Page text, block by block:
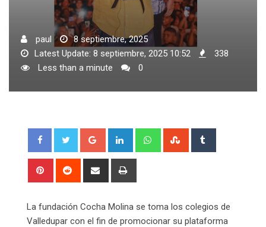
paul
8 septiembre, 2025
Latest Update: 8 septiembre, 2025 10:52
338
Less than a minute
0
Google+ LinkedIn WhatsappStumbleUpon
Pinterest Reddit
Share
La fundación Cocha Molina se toma los colegios de
Valledupar con el fin de promocionar su plataforma